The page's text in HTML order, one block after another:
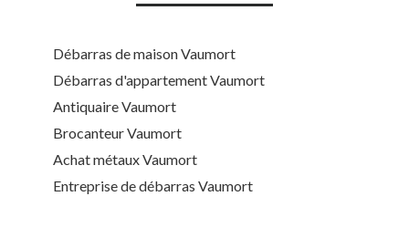
Débarras de maison Vaumort
Débarras d'appartement Vaumort
Antiquaire Vaumort
Brocanteur Vaumort
Achat métaux Vaumort
Entreprise de débarras Vaumort